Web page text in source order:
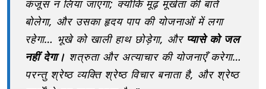
कंजूस न लिया जाएगा; क्योंकि मूढ़ मूर्खता की बातें
बोलेगा, और उसका हृदय पाप की योजनाओं में लगा
रहेगा… भूखे को खाली हाथ छोड़ेगा, और प्यासे को जल
नहीं देगा। शत्रुता और अत्याचार की योजनाएँ करेगा…
परन्तु श्रेष्ठ व्यक्ति श्रेष्ठ विचार बनाता है, और श्रेष्ठ